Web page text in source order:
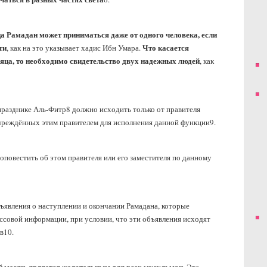
Рамадан может приниматься даже от одного человека, если
, как на это указывает хадис Ибн Умара.Что касается
то необходимо свидетельство двух надежных людей, как
Аль-Фитр8 должно исходить только от правителя
этим правителем для исполнения данной функции9.
об этом правителя или его заместителя по данному
о наступлении и окончании Рамадана, которые
информации, при условии, что эти объявления исходят
10.